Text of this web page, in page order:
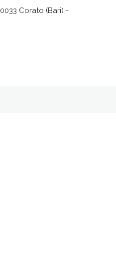
Corato (Bari) -